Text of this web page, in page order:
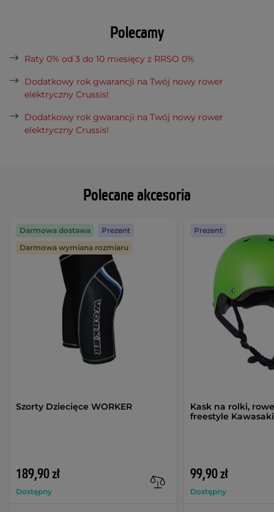
Polecane akcesoria
Szorty Dziecięce WORKER
189,90 zł
Dostępny
Darmowa dostawa
Prezent
Darmowa wymiana rozmiaru
Kask na rolki,
freestyle
99,90 zł
Dostępny
Prezent
Polecamy
Raty 0% od 3 do 10 miesięcy z RRSO 0%
Dodatkowy rok gwarancji na Twój nowy rower
elektryczny Crussis!
Dodatkowy rok gwarancji na Twój nowy rower
elektryczny Crussis!